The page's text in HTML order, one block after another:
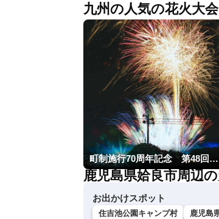
九州の人気の花火大会
町制施行70周年記念 第48回南種子町ロケット祭
鹿児島県姶良市周辺
お出かけスポット
住吉池公園キャンプ村 鹿児島